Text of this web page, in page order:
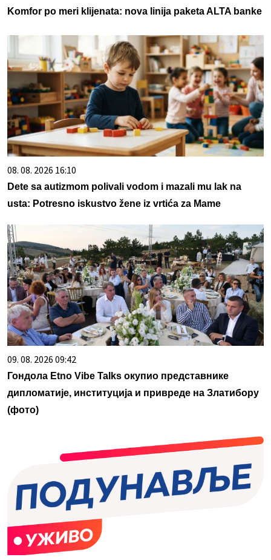
Komfor po meri klijenata: nova linija paketa ALTA banke
08. 08. 2026 16:10
Dete sa autizmom polivali vodom i mazali mu lak na
usta: Potresno iskustvo žene iz vrtića za Mame
09. 08. 2026 09:42
Гондола Etno Vibe Talks окупио представнике
дипломатије, институција и привреде на Златибору
(фото)